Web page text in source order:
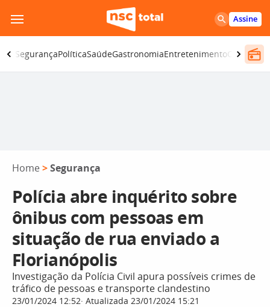
para
o
conteúdo
Assine
SegurançaPolíticaSaúdeGastronomiaEntretenimentoCBN
Home >Segurança
Polícia abre inquérito sobre
ônibus com pessoas em
situação de rua enviado a
Florianópolis
Investigação da Polícia Civil apura possíveis crimes de
tráfico de pessoas e transporte clandestino
23/01/2024 12:52 Atualizada 23/01/2024 15:21